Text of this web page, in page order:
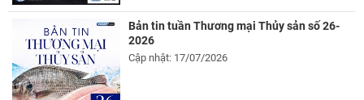
Bản tin tuần Thương mại Thủy sản số 26-
2026
Cập nhật: 17/07/2026